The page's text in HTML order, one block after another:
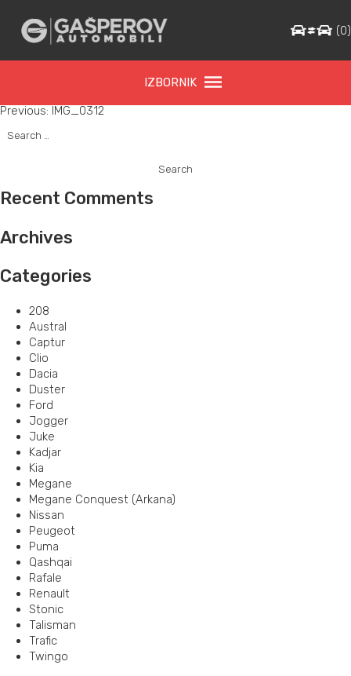
IZBORNIK
(0)
Post
navigation
Previous: IMG_0312
for:
Recent Comments
Archives
Categories
208
Austral
Captur
Clio
Dacia
Duster
Ford
Jogger
Juke
Kadjar
Kia
Megane
Megane Conquest (Arkana)
Nissan
Peugeot
Puma
Qashqai
Rafale
Renault
Stonic
Talisman
Trafic
Twingo